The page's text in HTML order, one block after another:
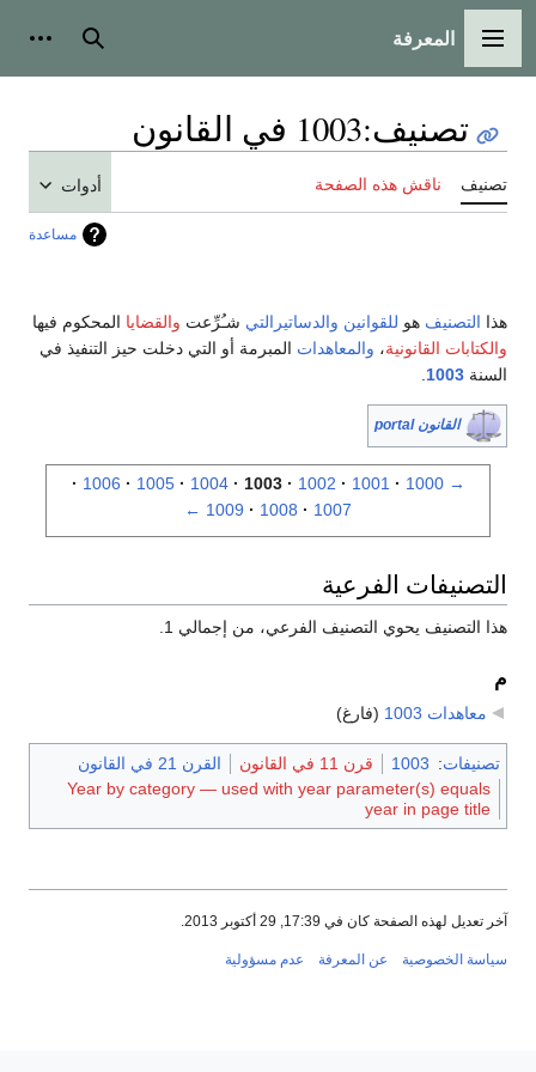
القائمة الرئيسية
المعرفة بحث
تصنيف:1003 في القانون
تصنيف ناقش هذه الصفحة أدوات
مساعدة
هذا التصنيف هو للقوانين والدساتيرالتي شـُرِّعت والقضايا المحكوم فيها
والكتابات القانونية، والمعاهدات المبرمة أو التي دخلت حيز التنفيذ في
السنة 1003
القانون portal
→
1000
1001
1002
1003
1004
1005
1006
1007
1008
1009
←
التصنيفات الفرعية
هذا التصنيف يحوي التصنيف الفرعي، من إجمالي 1.
م
معاهدات 1003 (فارغ)
تصنيفات:
1003 قرن 11 في القانون
القرن 21 في القانون
Year by category — used with year parameter(s) equals
year in page title
آخر تعديل لهذه الصفحة كان في 17:39, 29 أكتوبر 2013.
سياسة الخصوصية عن المعرفة عدم مسؤولية